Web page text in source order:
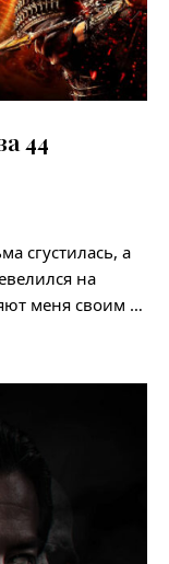
44
сгустилась, а
на
меня своим …